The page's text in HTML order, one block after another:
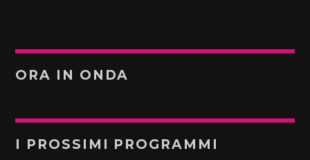
ORA IN ONDA
I PROSSIMI PROGRAMMI